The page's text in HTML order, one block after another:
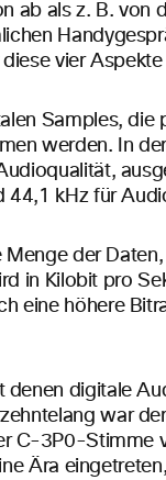
ab als z. B. von
vier
Samples, die
werden. In
44,1 kHz für
Menge der
in Kilobit pro
eine höhere
denen digitale
war
C-3P0-Stimme
Ära